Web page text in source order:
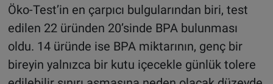
Öko-Test’in en çarpıcı bulgularından biri, test
edilen 22 üründen 20’sinde BPA bulunması
oldu. 14 üründe ise BPA miktarının, genç bir
bireyin yalnızca bir kutu içecekle günlük tolere